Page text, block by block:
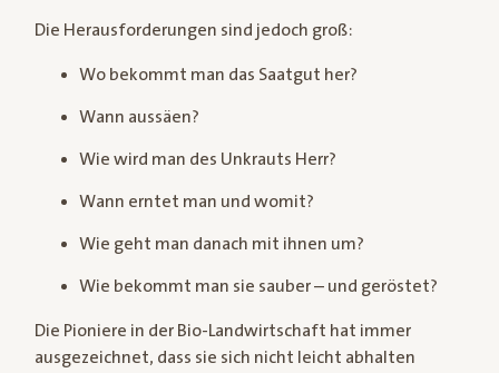
Die Herausforderungen sind jedoch groß:
Wo bekommt man das Saatgut her?
Wann aussäen?
Wie wird man des Unkrauts Herr?
Wann erntet man und womit?
Wie geht man danach mit ihnen um?
Wie bekommt man sie sauber – und geröstet?
Die Pioniere in der Bio-Landwirtschaft hat immer
ausgezeichnet, dass sie sich nicht leicht abhalten